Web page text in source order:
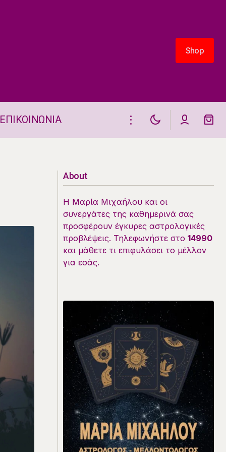
Shop
Shop
ΕΠΙΚΟΙΝΩΝΙΑ
About
Η Μαρία Μιχαήλου και οι
συνεργάτες της καθημερινά σας
προσφέρουν έγκυρες αστρολογικές
προβλέψεις. Τηλεφωνήστε στο 14990
και μάθετε τι επιφυλάσει το μέλλον
για εσάς.